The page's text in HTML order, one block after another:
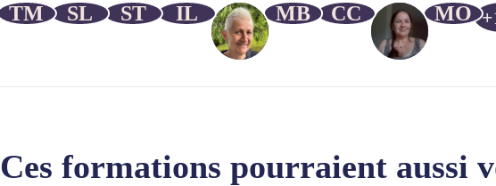
MO
CC
MB
IL
ST
SL
TM
Ces formations pourraient aussi